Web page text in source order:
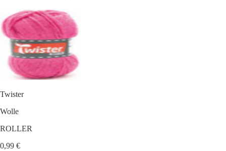
Twister
Wolle
ROLLER
0,99 €